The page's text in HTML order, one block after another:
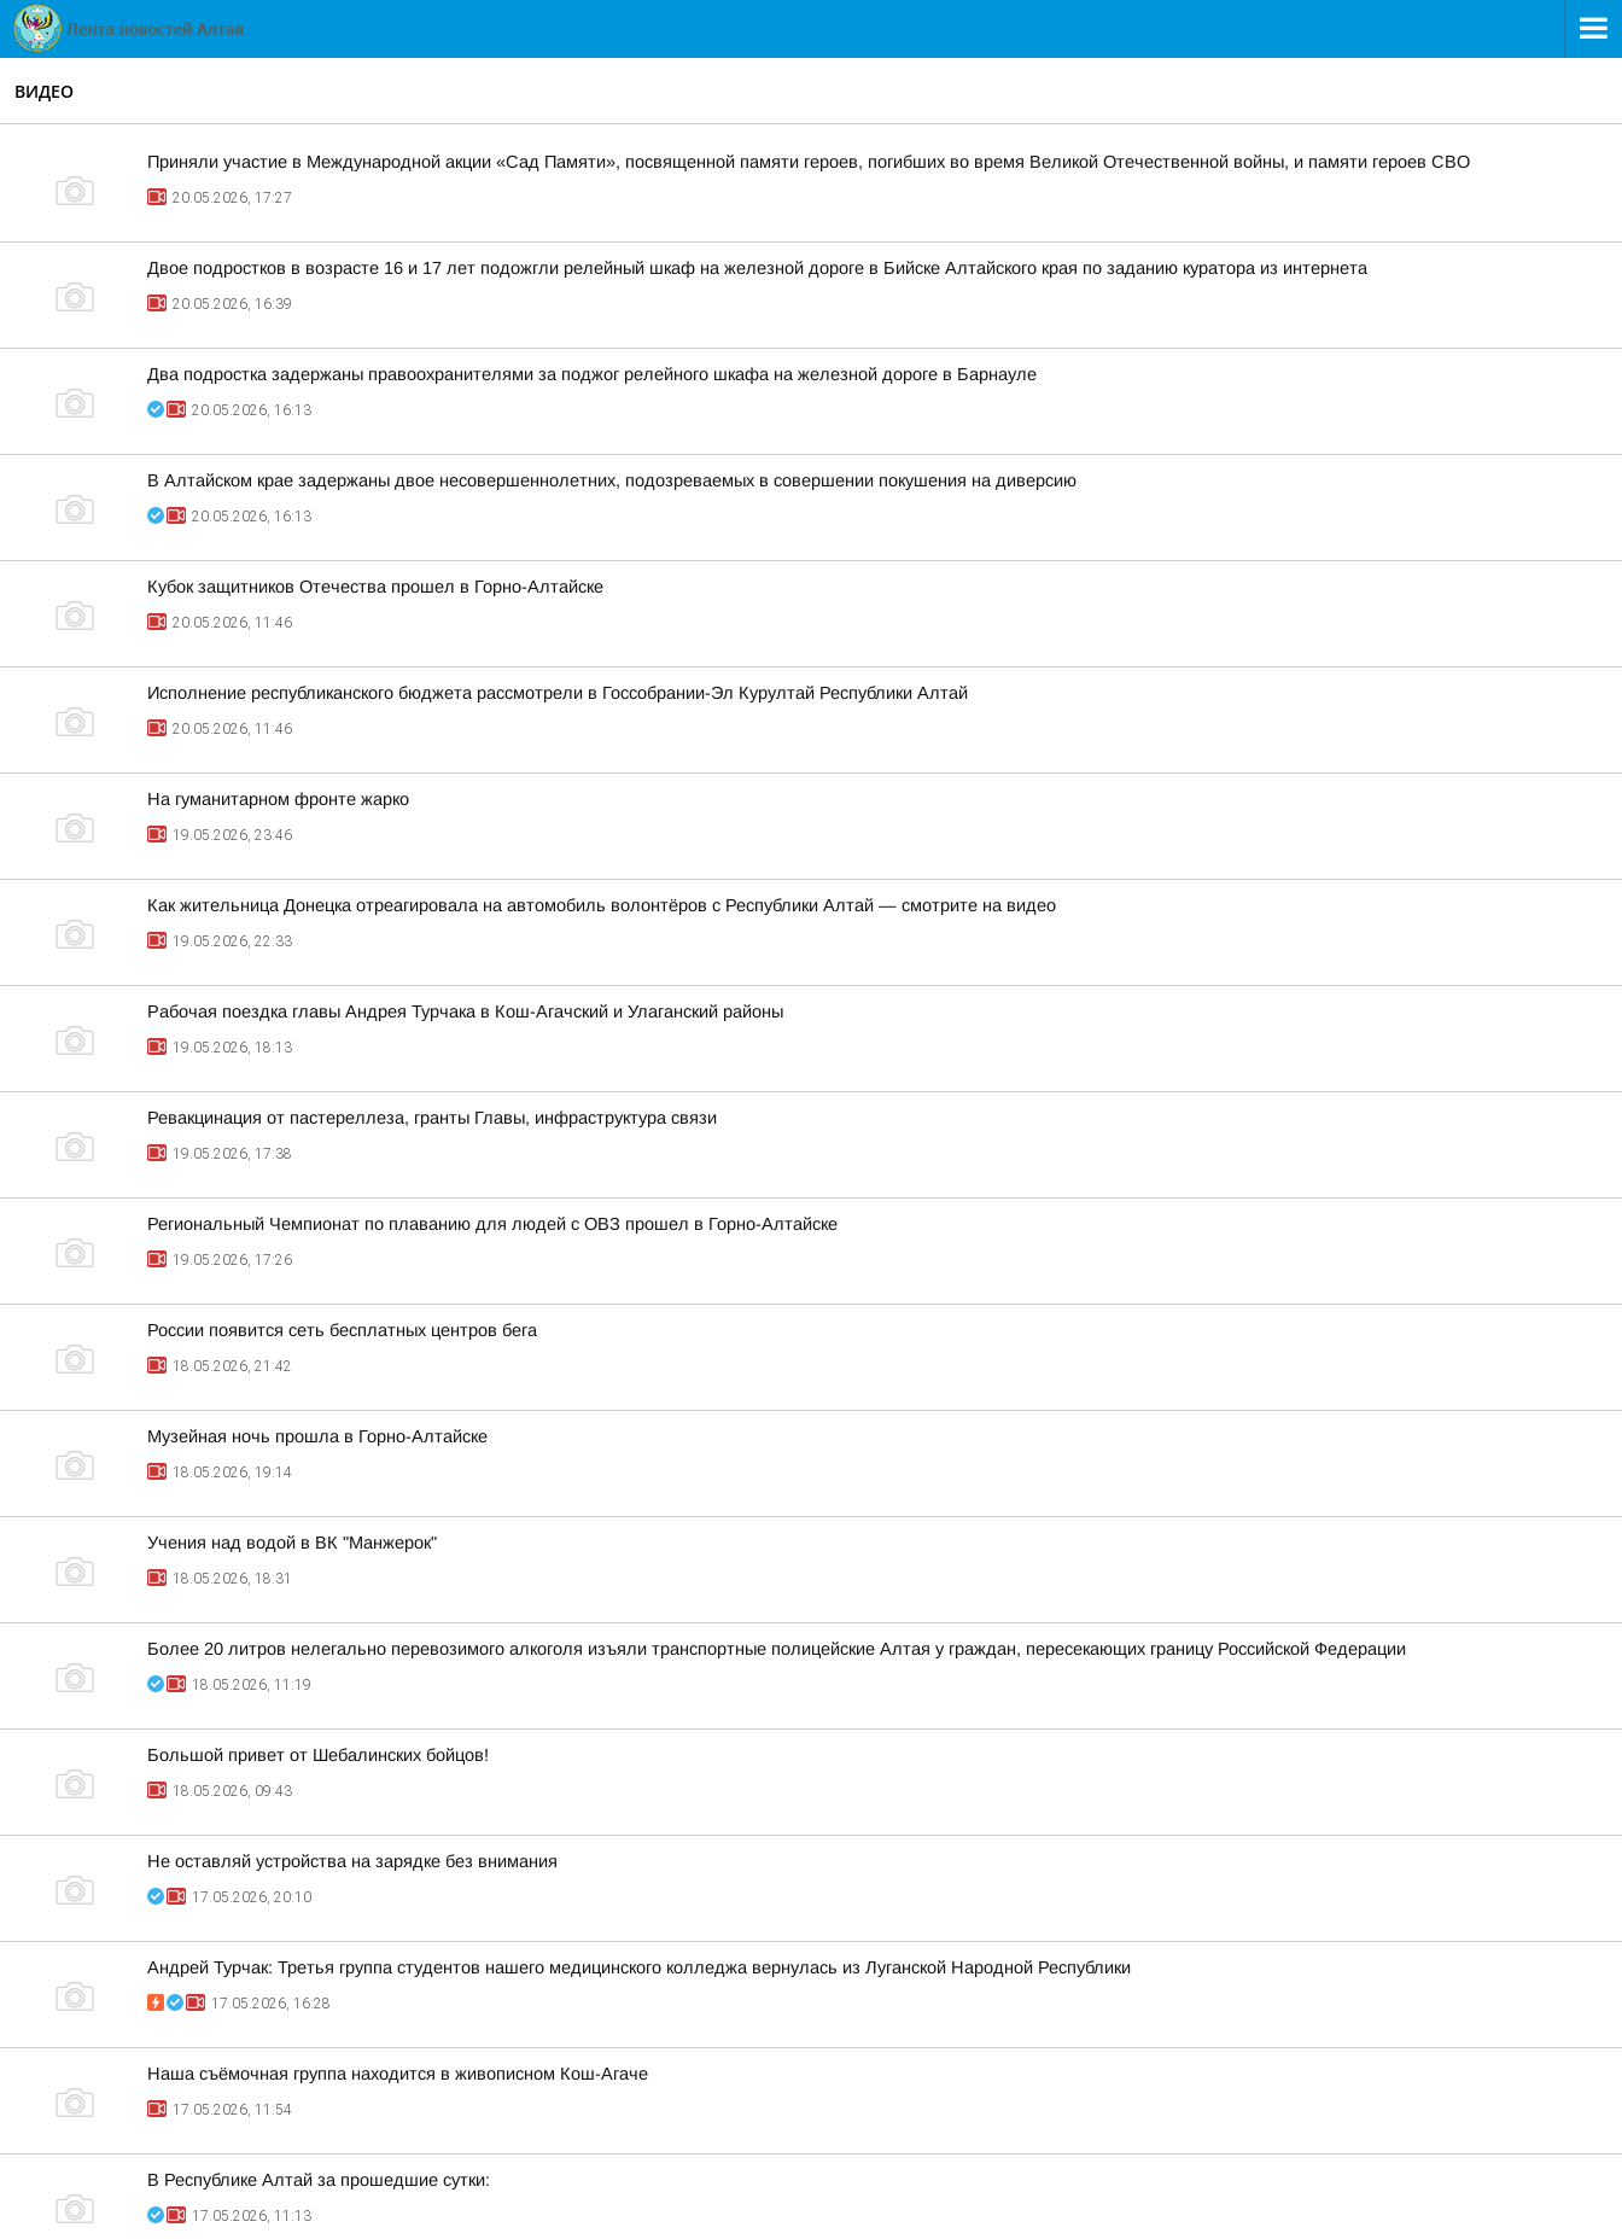
ВИДЕО
Приняли участие в Международной акции «Сад Памяти», посвященной памяти героев, погибших во время Великой Отечественной войны, и памяти героев СВО
20.05.2026, 17:27
Двое подростков в возрасте 16 и 17 лет подожгли релейный шкаф на железной дороге в Бийске Алтайского края по заданию куратора из интернета
20.05.2026, 16:39
Два подростка задержаны правоохранителями за поджог релейного шкафа на железной дороге в Барнауле
20.05.2026, 16:13
В Алтайском крае задержаны двое несовершеннолетних, подозреваемых в совершении покушения на диверсию
20.05.2026, 16:13
Кубок защитников Отечества прошел в Горно-Алтайске
20.05.2026, 11:46
Исполнение республиканского бюджета рассмотрели в Госсобрании-Эл Курултай Республики Алтай
20.05.2026, 11:46
На гуманитарном фронте жарко
19.05.2026, 23:46
Как жительница Донецка отреагировала на автомобиль волонтёров с Республики Алтай — смотрите на видео
19.05.2026, 22:33
Рабочая поездка главы Андрея Турчака в Кош-Агачский и Улаганский районы
19.05.2026, 18:13
Ревакцинация от пастереллеза, гранты Главы, инфраструктура связи
19.05.2026, 17:38
Региональный Чемпионат по плаванию для людей с ОВЗ прошел в Горно-Алтайске
19.05.2026, 17:26
России появится сеть бесплатных центров бега
18.05.2026, 21:42
Музейная ночь прошла в Горно-Алтайске
18.05.2026, 19:14
Учения над водой в ВК "Манжерок"
18.05.2026, 18:31
Более 20 литров нелегально перевозимого алкоголя изъяли транспортные полицейские Алтая у граждан, пересекающих границу Российской Федерации
18.05.2026, 11:19
Большой привет от Шебалинских бойцов!
18.05.2026, 09:43
Не оставляй устройства на зарядке без внимания
17.05.2026, 20:10
Андрей Турчак: Третья группа студентов нашего медицинского колледжа вернулась из Луганской Народной Республики
17.05.2026, 16:28
Наша съёмочная группа находится в живописном Кош-Агаче
17.05.2026, 11:54
В Республике Алтай за прошедшие сутки:
17.05.2026, 11:13